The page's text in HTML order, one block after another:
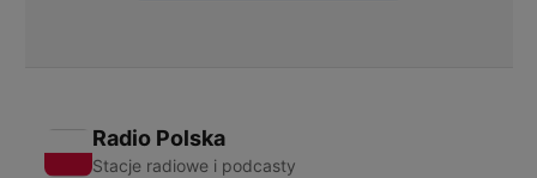
Radio Polska
Stacje radiowe i podcasty